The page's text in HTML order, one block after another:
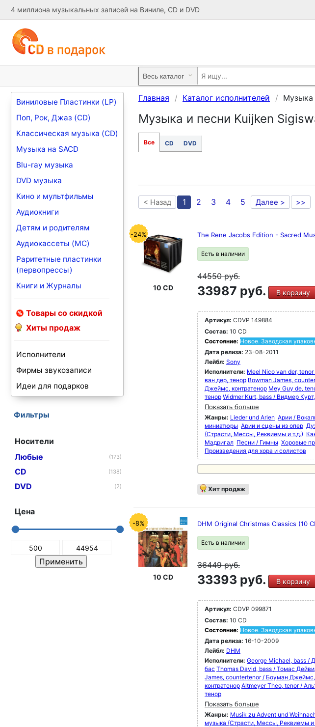
4 миллиона музыкальных записей на Виниле, CD и DVD
Виниловые Пластинки (LP)
Поп, Рок, Джаз (CD)
Классическая музыка (CD)
Музыка на SACD
Blu-ray музыка
DVD музыка
Кино и мультфильмы
Аудиокниги
Детям и родителям
Аудиокассеты (MC)
Раритетные пластинки
(первопрессы)
Книги и Журналы
Товары со скидкой
Хиты продаж
Исполнители
Фирмы звукозаписи
Идеи для подарков
Фильтры
Носители
Любые
(173)
CD (138)
DVD (2)
Цена
Главная Каталог исполнителей Музыка
Музыка и песни Kuijken
Все CD DVD
< Назад 1 2 3 4 5 Далее > >>
-24%
10 CD
The Rene Jacobs Edition - Sacred
Есть в наличии
44550руб.
33987 руб. В корзину
Артикул: CDVP 149884
Состав: 10 CD
Состояние: Новое. Заводская
Дата релиза: 23-08-2011
Лейбл: Sony
Исполнители: Meel Nico van der,
ван дер, тенор Bowman James,
Джеймс, контратенор Mey Guy de,
тенор Widmer Kurt, bass / Видмер
Показать больше
Жанры: Lieder und Arien Арии /
миниатюры Арии и сцены из опер
(Страсти, Мессы, Реквиемы и т.д.)
Мадригал Песни / Гимны Хоровые
Произведения для хора и солистов
Хит продаж
-8%
10 CD
DHM Original Christmas Classics (10
Есть в наличии
36449руб.
33393 руб. В корзину
Артикул: CDVP 099871
Состав: 10 CD
Состояние: Новое. Заводская
Дата релиза: 16-10-2009
Лейбл: DHM
Исполнители: George Michael, bass /
бас Thomas David, bass / Томас
James, countertenor / Боуман Джеймс,
контратенор Altmeyer Theo, tenor /
тенор
Показать больше
Жанры: Musik zu Advent und
музыка (Страсти, Мессы, Реквиемы и